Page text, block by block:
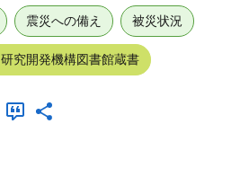
震災への備え 被災状況
究開発機構図書館蔵書